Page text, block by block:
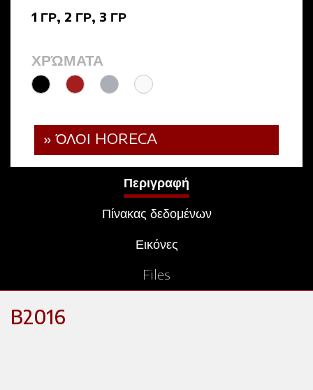
1 ΓΡ, 2 ΓΡ, 3 ΓΡ
ΧΡΏΜΑΤΑ
» ΌΛΟΙ HORECA
Περιγραφή
Πίνακας δεδομένων
Εικόνες
Files
B2016